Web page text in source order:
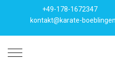
+49-178-1672347
kontakt@karate-
Mobile Menu Toggle